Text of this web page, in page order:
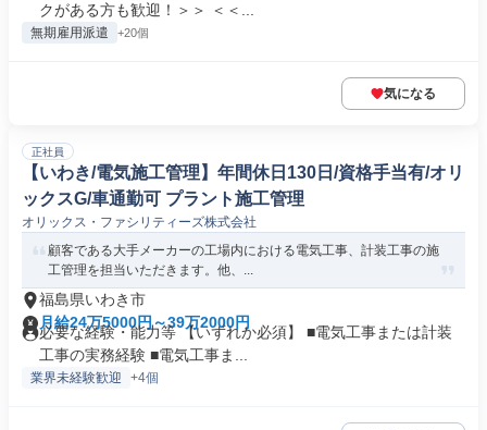
クがある方も歓迎！＞＞ ＜＜...
無期雇用派遣 +20個
気になる
正社員
【いわき/電気施工管理】年間休日130日/資格手当有/オリ
ックスG/車通勤可 プラント施工管理
オリックス・ファシリティーズ株式会社
顧客である大手メーカーの工場内における電気工事、計装工事の施
工管理を担当いただきます。他、...
福島県いわき市
月給24万5000円～39万2000円
必要な経験・能力等 【いずれか必須】 ■電気工事または計装
工事の実務経験 ■電気工事ま...
業界未経験歓迎 +4個